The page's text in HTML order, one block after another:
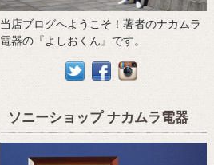
当店ブログへようこそ！著者のナカムラ
電器の『よしおくん』です。
ソニーショップ ナカムラ電器